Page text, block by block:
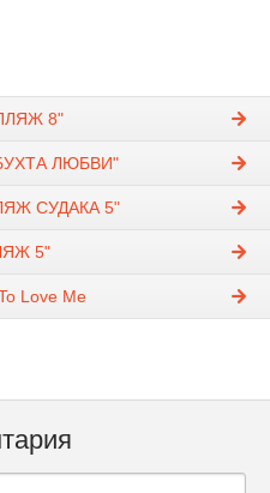
8"
ЛЮБВИ"
СУДАКА 5"
5"
Love Me